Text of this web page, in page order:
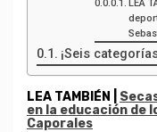
LEA
¡Seis
LEA TAMBIÉN |
en la educación de
Caporales